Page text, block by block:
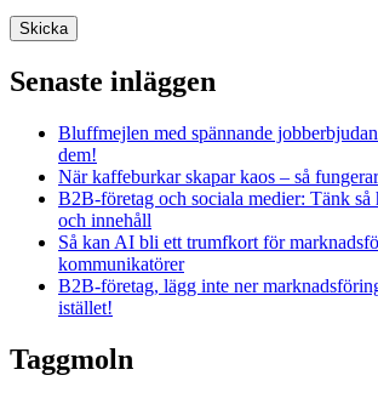
Senaste inläggen
Bluffmejlen med spännande
dem!
När kaffeburkar skapar kaos – så
B2B-företag och sociala medier: Tänk
och innehåll
Så kan AI bli ett trumfkort för
kommunikatörer
B2B-företag, lägg inte ner
istället!
Taggmoln